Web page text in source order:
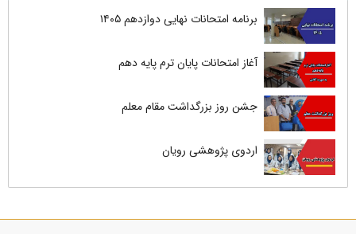
برنامه امتحانات نهایی دوازدهم ۱۴۰۵
آغاز امتحانات پایان ترم پایه دهم
جشن روز بزرگداشت مقام معلم
اردوی پژوهشی رویان